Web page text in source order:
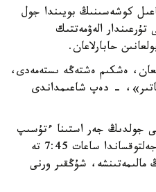
كوشەسىنىڭ بويىندا جول
الەۋمەتتىك
حابارلاعان.
ەشكىم ەشتەڭە ىستەمەدى،
- دەپ شاعىمداندى
جولدىڭ جەر استىنا ءتۇسىپ
كەتكەنى تۋرالى مالىمدەمە 20- جەلتوقساندا ساعات 7:45 تە
مالىمەتىنشە، شۇڭقىر ورنى